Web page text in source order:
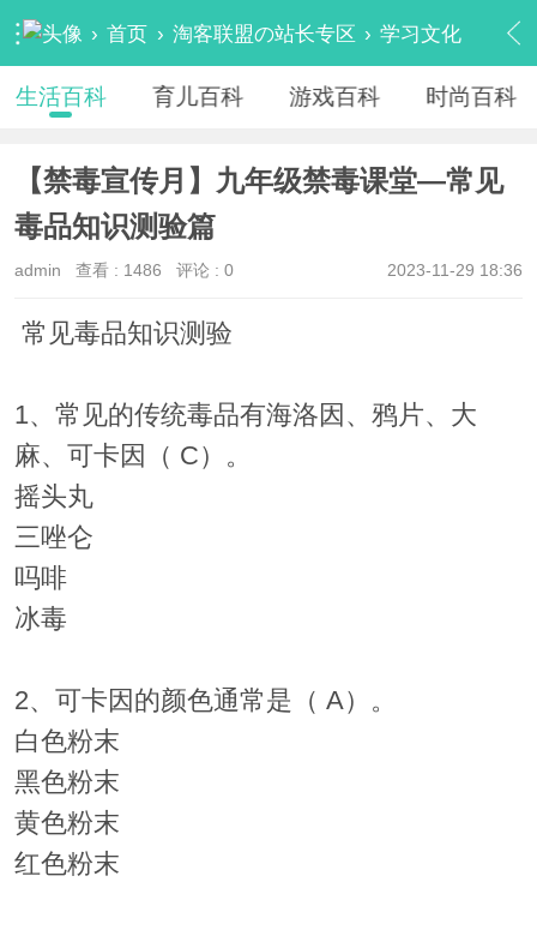
› 首页 › 淘客联盟の站长专区 › 学习文化
› 生活百科 › 内容
生活百科 育儿百科 游戏百科 时尚百科
【禁毒宣传月】九年级禁毒课堂—常见
毒品知识测验篇
2023-11-29 18:36
admin 查看 : 1486 评论 : 0
常见毒品知识测验
1、常见的传统毒品有海洛因、鸦片、大
麻、可卡因（ C）。
摇头丸
三唑仑
吗啡
冰毒
2、可卡因的颜色通常是（ A）。
白色粉末
黑色粉末
黄色粉末
红色粉末